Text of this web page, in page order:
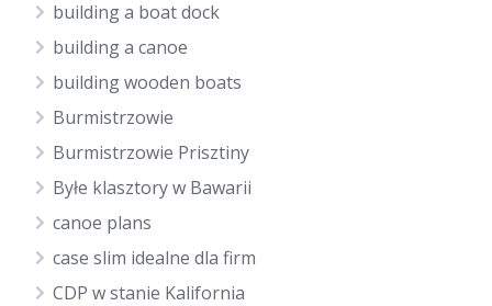
building a boat dock
building a canoe
building wooden boats
Burmistrzowie
Burmistrzowie Prisztiny
Byłe klasztory w Bawarii
canoe plans
case slim idealne dla firm
CDP w stanie Kalifornia